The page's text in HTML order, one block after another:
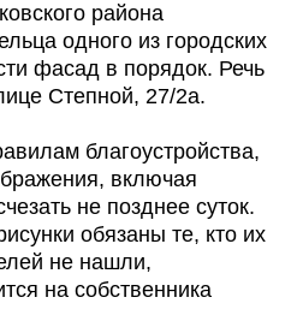
района
одного из городских
фасад в порядок. Речь
Степной, 27/2а.
благоустройства,
включая
не позднее суток.
обязаны те, кто их
не нашли,
на собственника